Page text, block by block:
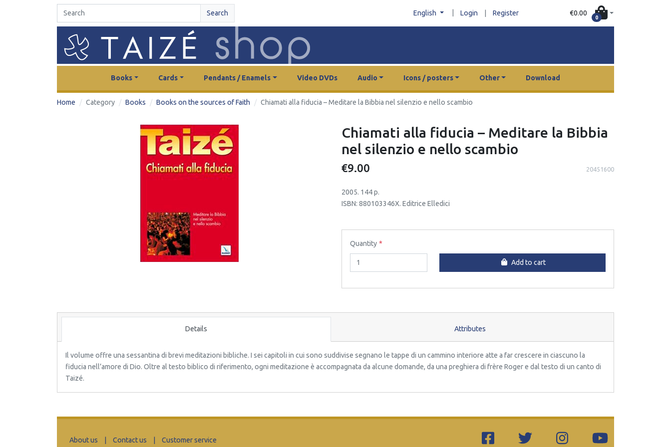
Search English Login Register €0.00
0
Books Cards Pendants / Enamels Video DVDs Audio Icons / posters Other Download
Home Category Books Books on the sources of Faith Chiamati alla fiducia – Meditare la Bibbia nel silenzio e nello scambio
Chiamati alla fiducia – Meditare la Bibbia
nel silenzio e nello scambio
€9.00 20451600
2005. 144 p.
ISBN: 880103346X. Editrice Elledici
Quantity
Add to cart
Details Attributes
Il volume offre una sessantina di brevi meditazioni bibliche. I sei capitoli in cui sono suddivise segnano le tappe di un cammino interiore atte a far crescere in ciascuno la
fiducia nell’amore di Dio. Oltre al testo biblico di riferimento, ogni meditazione è accompagnata da alcune domande, da una preghiera di frère Roger e dal testo di un canto di
Taizé.
About us Contact us Customer service